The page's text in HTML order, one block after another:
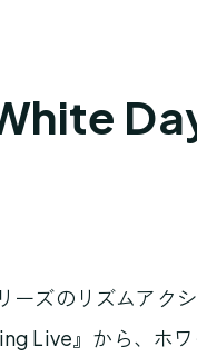
ズのリズムアク
Live』から、ホ